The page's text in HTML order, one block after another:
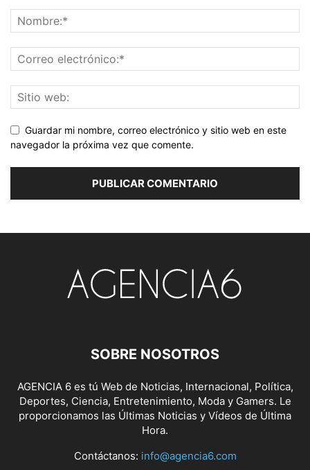
Guardar mi nombre, correo electrónico y sitio web en este
navegador la próxima vez que comente.
SOBRE NOSOTROS
AGENCIA 6 es tú Web de Noticias, Internacional, Política,
Deportes, Ciencia, Entretenimiento, Moda y Gamers. Le
proporcionamos las Últimas Noticias y Vídeos de Última
Hora.
Contáctanos: info@agencia6.com